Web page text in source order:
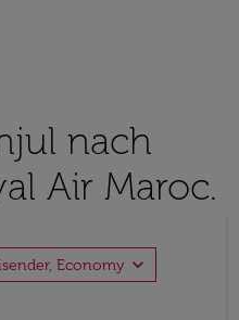
nach
Air Maroc.
Economy expand_more